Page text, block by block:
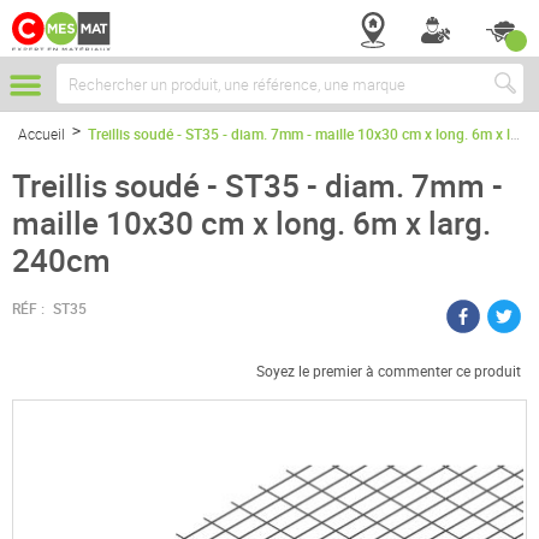
Chercher
Accueil Treillis soudé - ST35 - diam. 7mm - maille 10x30 cm x long. 6m x larg. 240cm
Treillis soudé - ST35 - diam. 7mm -
maille 10x30 cm x long. 6m x larg.
240cm
RÉF : ST35
Soyez le premier à commenter ce produit
Passer